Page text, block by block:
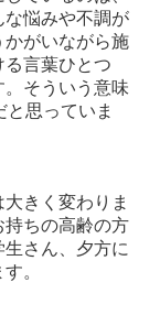
な悩みや不調が
かがいながら施
言葉ひとつ
。そういう意味
思っていま
きく変わりま
ちの高齢の方
さん、夕方に
。